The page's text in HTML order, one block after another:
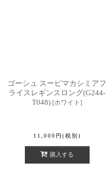
ゴーシュ スーピマカシミアフ
ライスレギンスロング(G244-
T048) [ホワイト ]
11,000 円 (税別)
購入する